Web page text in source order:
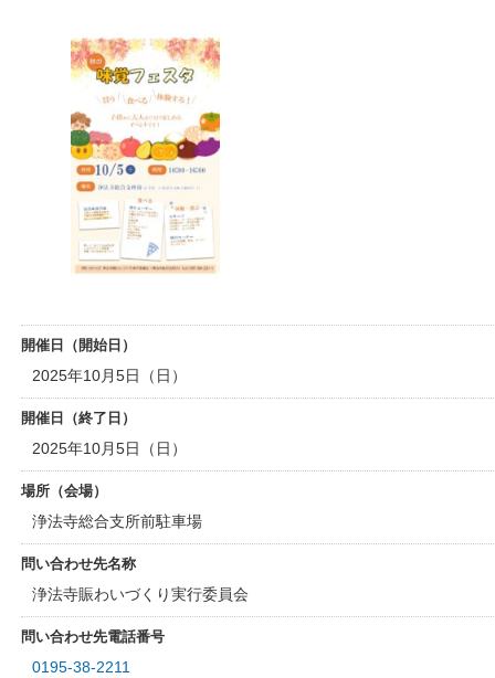
開催日（開始日）
2025年10月5日（日）
開催日（終了日）
2025年10月5日（日）
場所（会場）
浄法寺総合支所前駐車場
問い合わせ先名称
浄法寺賑わいづくり実行委員会
問い合わせ先電話番号
0195-38-2211